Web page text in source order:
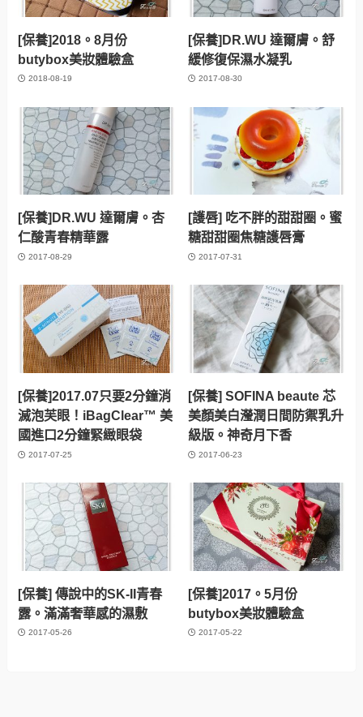
[保養]2018。8月份
butybox美妝體驗盒
2018-08-19
[保養]DR.WU 達爾膚。舒
緩修復保濕水凝乳
2017-08-30
[保養]DR.WU 達爾膚。杏
仁酸青春精華露
2017-08-29
[護唇] 吃不胖的甜甜圈。蜜
糖甜甜圈焦糖護唇膏
2017-07-31
[保養]2017.07只要2分鐘消
滅泡芙眼！iBagClear™ 美
國進口2分鐘緊緻眼袋
2017-07-25
[保養] SOFINA beaute 芯
美顏美白瀅潤日間防禦乳升
級版。神奇月下香
2017-06-23
[保養] 傳說中的SK-II青春
露。滿滿奢華感的濕敷
2017-05-26
[保養]2017。5月份
butybox美妝體驗盒
2017-05-22